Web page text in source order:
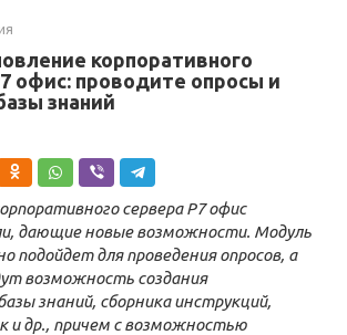
корпоративного
офис: проводите опросы и
знаний
сервера Р7 офис
дающие новые возможности. Модуль
подойдет для проведения опросов, а
возможность создания
знаний, сборника инструкций,
и др., причем с возможностью